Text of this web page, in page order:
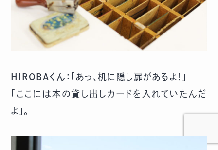
HIROBAくん：
「あっ、机に隠し扉があるよ！」
「ここには本の貸し出しカードを入れていたんだ
よ」。